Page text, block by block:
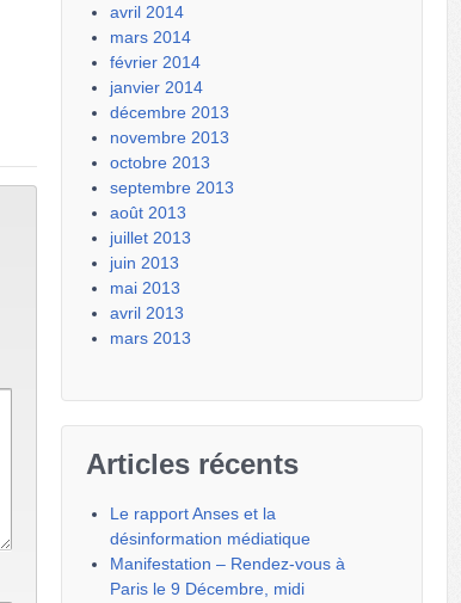
avril 2014
mars 2014
février 2014
janvier 2014
décembre 2013
novembre 2013
octobre 2013
septembre 2013
août 2013
juillet 2013
juin 2013
mai 2013
avril 2013
mars 2013
Articles récents
Le rapport Anses et la
désinformation médiatique
Manifestation – Rendez-vous à
Paris le 9 Décembre, midi